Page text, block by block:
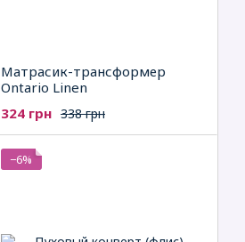
Матрасик-трансформер
Ontario Linen
338 грн
324 грн
−6%